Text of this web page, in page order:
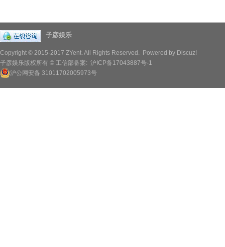
子彦娱乐
Copyright © 2015-2017 ZYent. All Rights Reserved. Powered by Discuz!
子彦娱乐版权所有 © 工信部备案: 沪ICP备17043887号-1
沪公网安备 31011702005973号